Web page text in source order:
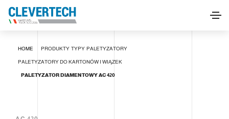
HOME PRODUKTY TYPY PALETYZATORY
PALETYZATORY DO KARTONÓW I WIĄZEK
PALETYZATOR DIAMENTOWY AC 420
POPROŚ O INFORMACJE